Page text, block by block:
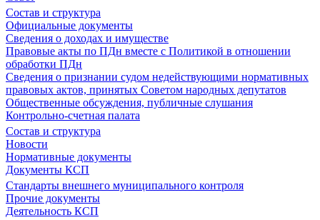
Состав и структура
Официальные документы
Сведения о доходах и имуществе
Правовые акты по ПДн вместе с Политикой в отношении
обработки ПДн
Сведения о признании судом недействующими нормативных
правовых актов, принятых Советом народных депутатов
Общественные обсуждения, публичные слушания
Контрольно-счетная палата
Состав и структура
Новости
Нормативные документы
Документы КСП
Стандарты внешнего муниципального контроля
Прочие документы
Деятельность КСП